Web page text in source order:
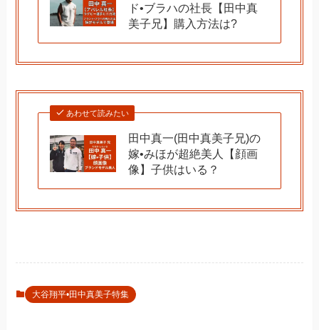
ド•ブラハの社長【田中真
美子兄】購入方法は?
あわせて読みたい
田中真一(田中真美子兄)の
嫁•みほが超絶美人【顔画
像】子供はいる？
大谷翔平•田中真美子特集